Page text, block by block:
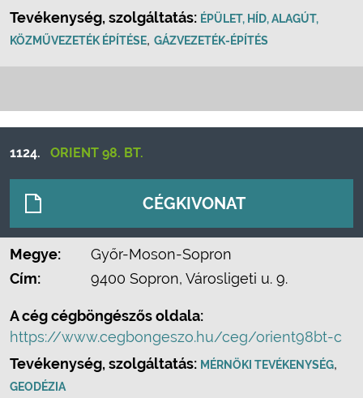
Tevékenység, szolgáltatás: ÉPÜLET, HÍD, ALAGÚT,
KÖZMŰVEZETÉK ÉPÍTÉSE, GÁZVEZETÉK-ÉPÍTÉS
1124. ORIENT 98. BT.
CÉGKIVONAT
Megye:
Győr-Moson-Sopron
Cím:
9400 Sopron, Városligeti u. 9.
A cég cégböngészős oldala:
https://www.cegbongeszo.hu/ceg/orient98bt-c
Tevékenység, szolgáltatás: MÉRNÖKI TEVÉKENYSÉG,
GEODÉZIA